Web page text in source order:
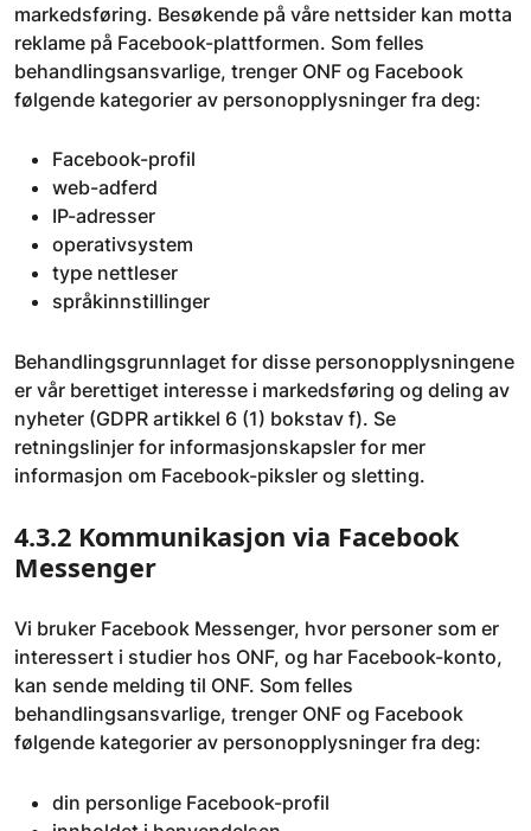
markedsføring. Besøkende på våre nettsider kan motta
reklame på Facebook-plattformen. Som felles
behandlingsansvarlige, trenger ONF og Facebook
følgende kategorier av personopplysninger fra deg:
Facebook-profil
web-adferd
IP-adresser
operativsystem
type nettleser
språkinnstillinger
Behandlingsgrunnlaget for disse personopplysningene
er vår berettiget interesse i markedsføring og deling av
nyheter (GDPR artikkel 6 (1) bokstav f). Se
retningslinjer for informasjonskapsler for mer
informasjon om Facebook-piksler og sletting.
4.3.2 Kommunikasjon via Facebook
Messenger
Vi bruker Facebook Messenger, hvor personer som er
interessert i studier hos ONF, og har Facebook-konto,
kan sende melding til ONF. Som felles
behandlingsansvarlige, trenger ONF og Facebook
følgende kategorier av personopplysninger fra deg:
din personlige Facebook-profil